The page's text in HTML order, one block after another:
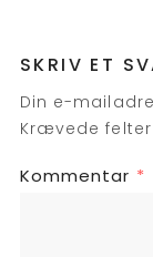
SKRIV ET
Din e-
Krævede
Kommentar *